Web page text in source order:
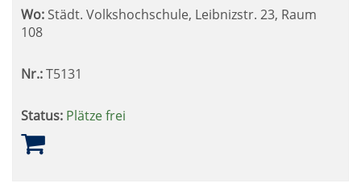
Wo: Städt. Volkshochschule, Leibnizstr. 23, Raum
108
Nr.:T5131
Status: Plätze frei